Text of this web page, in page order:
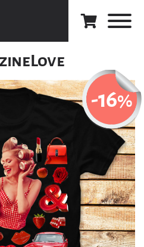
-16%